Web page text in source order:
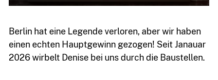
Berlin hat eine Legende verloren, aber wir haben
einen echten Hauptgewinn gezogen! Seit Janauar
2026 wirbelt Denise bei uns durch die Baustellen.